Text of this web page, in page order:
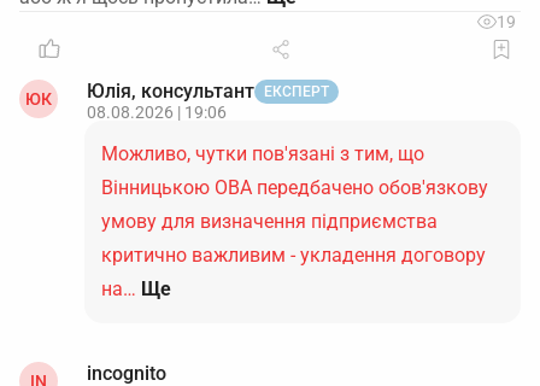
19
ЮК Юлія, консультант ЕКСПЕРТ
08.08.2026 | 19:06
Можливо, чутки пов'язані з тим, що
Вінницькою ОВА передбачено обов'язкову
умову для визначення підприємства
критично важливим - укладення договору
на… Ще
IN incognito